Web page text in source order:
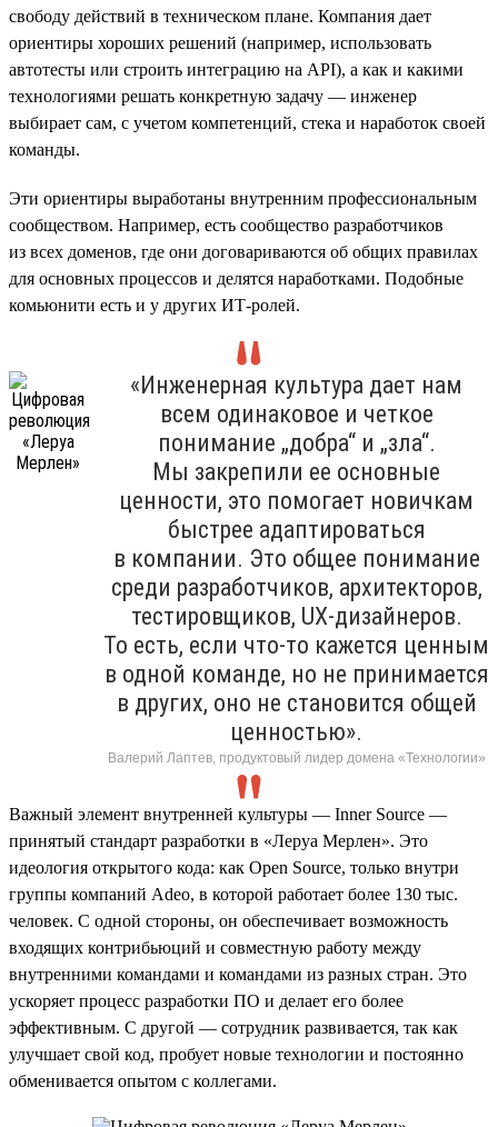
свободу действий в техническом плане. Компания дает
ориентиры хороших решений (например, использовать
автотесты или строить интеграцию на API), а как и какими
технологиями решать конкретную задачу — инженер
выбирает сам, с учетом компетенций, стека и наработок своей
команды.
Эти ориентиры выработаны внутренним профессиональным
сообществом. Например, есть сообщество разработчиков
из всех доменов, где они договариваются об общих правилах
для основных процессов и делятся наработками. Подобные
комьюнити есть и у других ИТ-ролей.
«Инженерная культура дает нам
всем одинаковое и четкое
понимание „добра“ и „зла“.
Мы закрепили ее основные
ценности, это помогает новичкам
быстрее адаптироваться
в компании. Это общее понимание
среди разработчиков, архитекторов,
тестировщиков, UX-дизайнеров.
То есть, если что-то кажется ценным
в одной команде, но не принимается
в других, оно не становится общей
ценностью».
Валерий Лаптев, продуктовый лидер домена «Технологии»
Важный элемент внутренней культуры — Inner Source —
принятый стандарт разработки в «Леруа Мерлен». Это
идеология открытого кода: как Open Source, только внутри
группы компаний Adeo, в которой работает более 130 тыс.
человек. С одной стороны, он обеспечивает возможность
входящих контрибьюций и совместную работу между
внутренними командами и командами из разных стран. Это
ускоряет процесс разработки ПО и делает его более
эффективным. С другой — сотрудник развивается, так как
улучшает свой код, пробует новые технологии и постоянно
обменивается опытом с коллегами.